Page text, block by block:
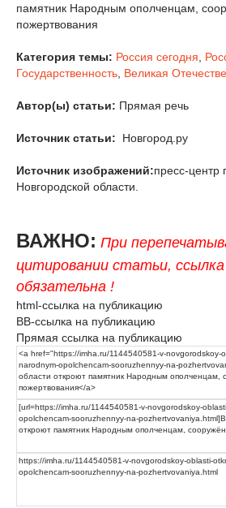
памятник Народным ополченцам,
пожертвования
Категория темы: Россия сегодня
Государственность Великая
Автор(ы) статьи: Прямая речь
Источник статьи: Новгород.ру
Источник изображений:пресс-центр
Новгородской области.
ВАЖНО: При
цитировании статьи,
обязательна !
html-ссылка на публикацию
BB-ссылка на публикацию
Прямая ссылка на публикацию